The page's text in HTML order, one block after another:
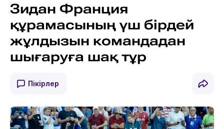
Зидан Франция
құрамасының үш бірдей
жұлдызын командадан
шығаруға шақ тұр
Пікірлер